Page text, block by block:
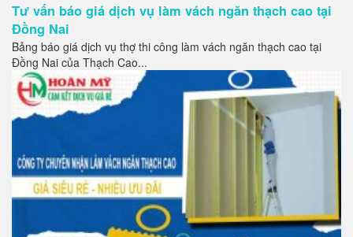
Tư vấn báo giá dịch vụ làm vách ngăn thạch cao tại
Đồng Nai
Bảng báo giá dịch vụ thợ thi công làm vách ngăn thạch cao tại
Đồng Nai của Thạch Cao...